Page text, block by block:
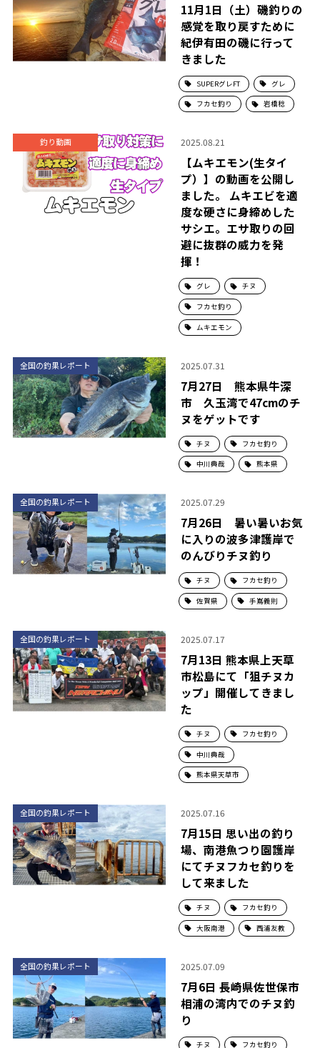
11月1日（土）磯釣りの
感覚を取り戻すために
紀伊有田の磯に行って
きました
SUPERグレFT グレ
フカセ釣り 岩橋稔
釣り動画 2025.08.21
【ムキエモン(生タイ
プ）】の動画を公開し
ました。 ムキエビを適
度な硬さに身締めした
サシエ。エサ取りの回
避に抜群の威力を発
揮！
グレ チヌ
フカセ釣り
ムキエモン
全国の釣果レポート 2025.07.31
7月27日 熊本県牛深
市 久玉湾で47cmのチ
ヌをゲットです
チヌ フカセ釣り
中川典哉 熊本県
全国の釣果レポート 2025.07.29
7月26日 暑い暑いお気
に入りの波多津護岸で
のんびりチヌ釣り
チヌ フカセ釣り
佐賀県 手嶌義則
全国の釣果レポート 2025.07.17
7月13日 熊本県上天草
市松島にて「狙チヌカ
ップ」開催してきまし
た
チヌ フカセ釣り
中川典哉
熊本県天草市
全国の釣果レポート 2025.07.16
7月15日 思い出の釣り
場、南港魚つり園護岸
にてチヌフカセ釣りを
して来ました
チヌ フカセ釣り
大阪南港 西浦友教
全国の釣果レポート 2025.07.09
7月6日 長崎県佐世保市
相浦の湾内でのチヌ釣
り
チヌ フカセ釣り